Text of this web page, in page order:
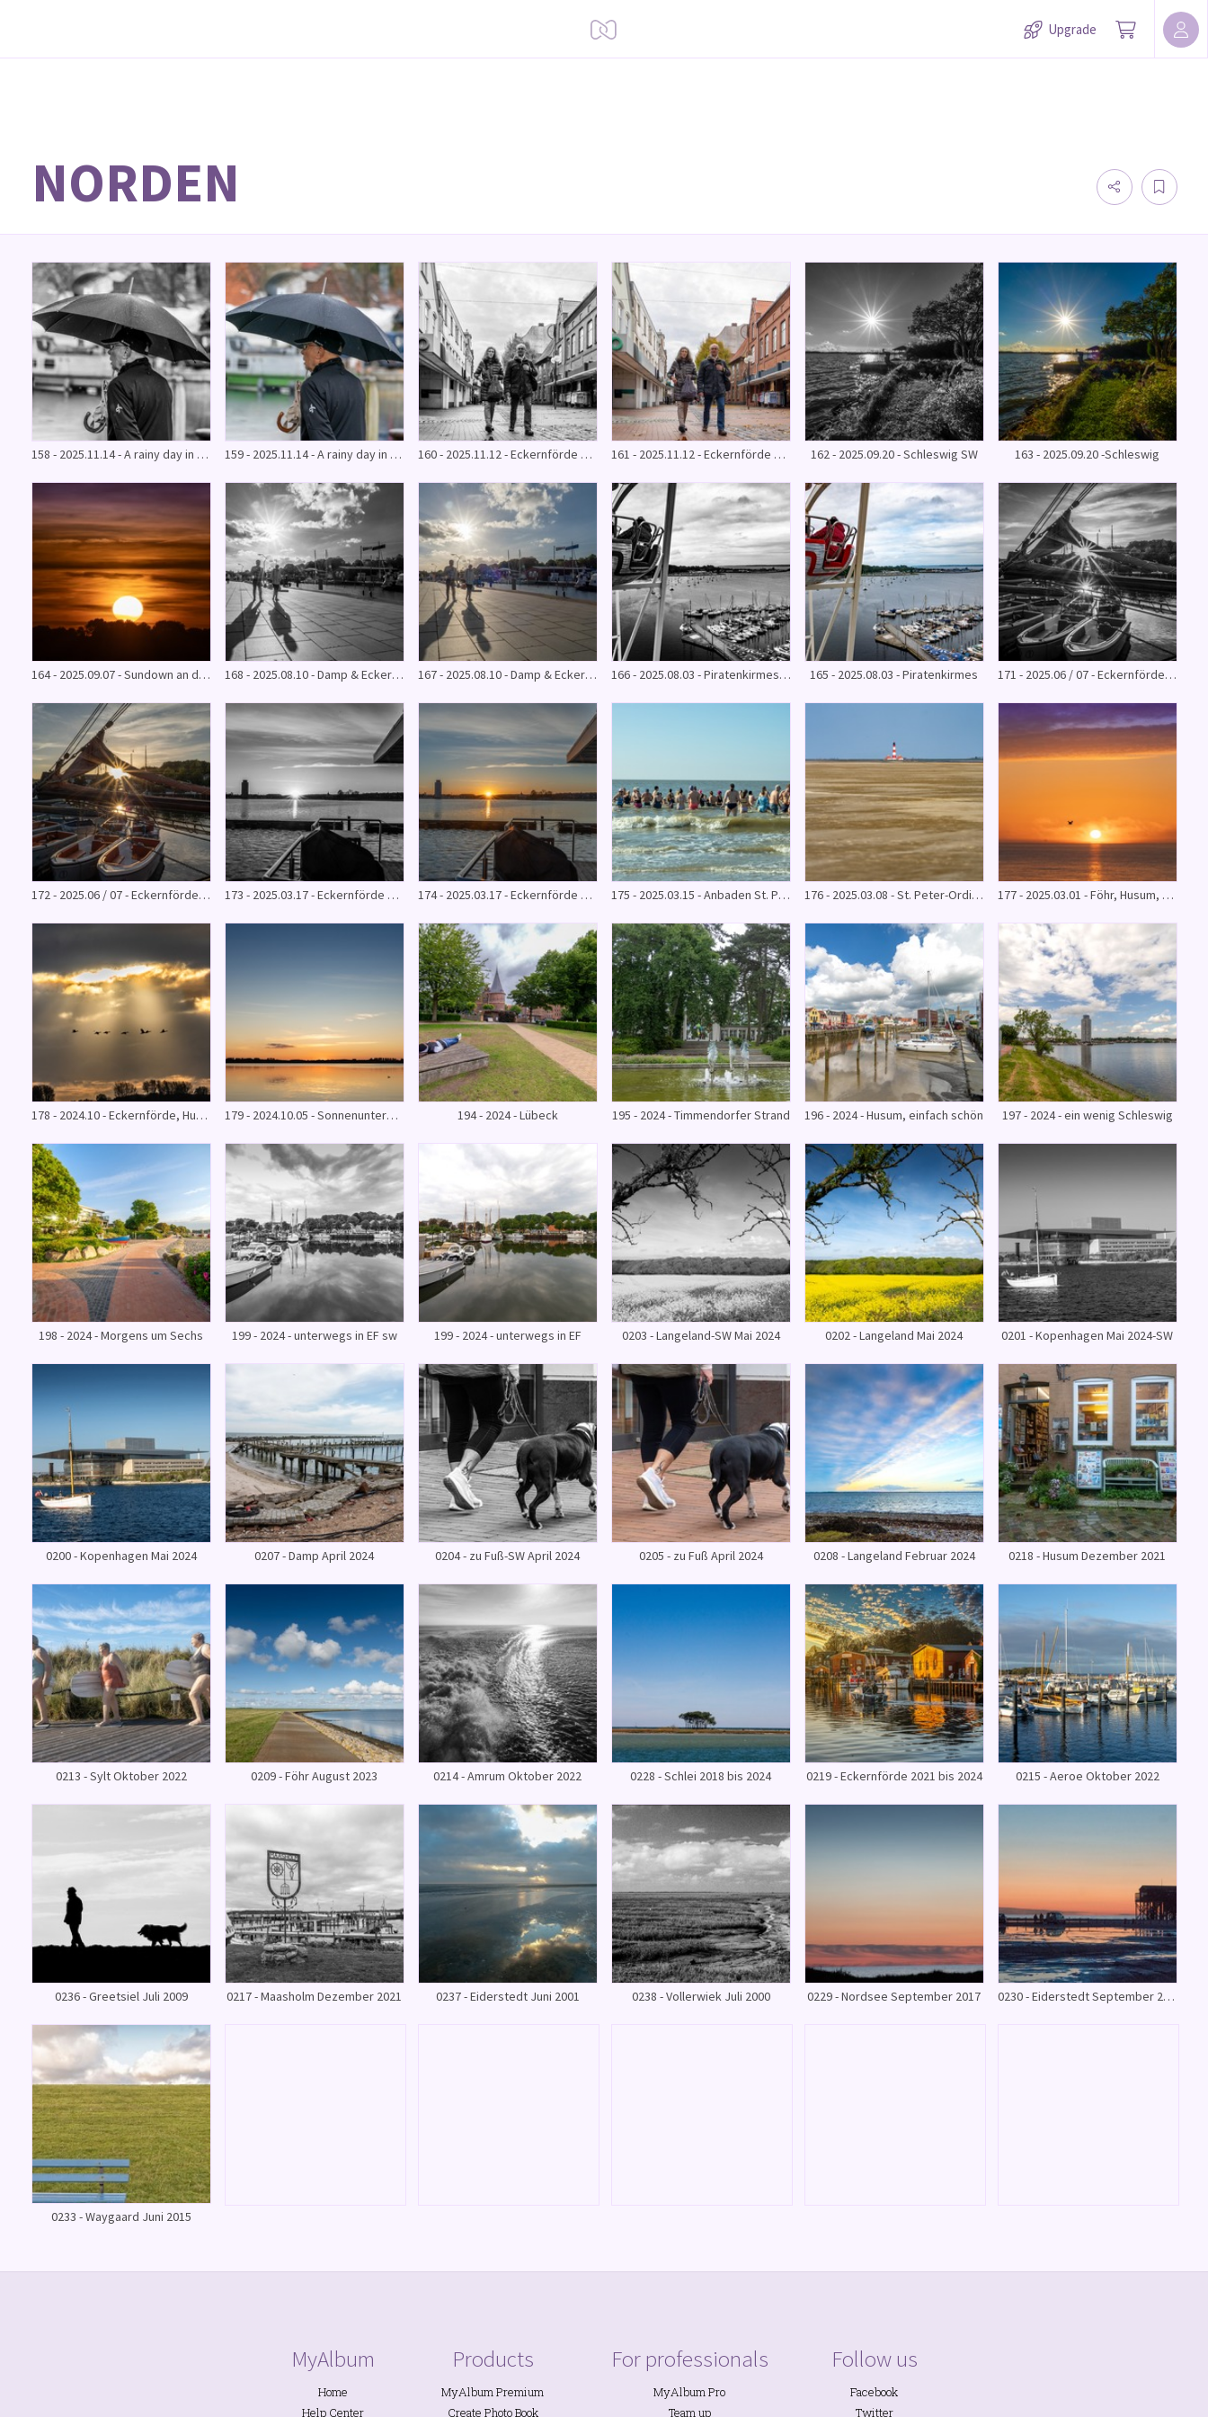
Upgrade
NORDEN
158 - 2025.11.14 - A rainy day in Eckernförde SW) 159 - 2025.11.14 - A rainy day in Eckernförde 160 - 2025.11.12 - Eckernförde & Schleswig (SW) 161 - 2025.11.12 - Eckernförde & Schleswig 162 - 2025.09.20 - Schleswig SW 163 - 2025.09.20 -Schleswig
164 - 2025.09.07 - Sundown an der Schlei 168 - 2025.08.10 - Damp & Eckernförde (SW) 167 - 2025.08.10 - Damp & Eckernförde 166 - 2025.08.03 - Piratenkirmes (SW) 165 - 2025.08.03 - Piratenkirmes 171 - 2025.06 / 07 - Eckernförde - Schleswig - Husum SW
172 - 2025.06 / 07 - Eckernförde - Schleswig - Husum 173 - 2025.03.17 - Eckernförde & Schleswig SW 174 - 2025.03.17 - Eckernförde & Schleswig 175 - 2025.03.15 - Anbaden St. Peter Ording 176 - 2025.03.08 - St. Peter-Ording 177 - 2025.03.01 - Föhr, Husum, Eckernförde
178 - 2024.10 - Eckernförde, Husum, Föhr 179 - 2024.10.05 - Sonnenuntergang am Windebyer Noor 194 - 2024 - Lübeck 195 - 2024 - Timmendorfer Strand 196 - 2024 - Husum, einfach schön 197 - 2024 - ein wenig Schleswig
198 - 2024 - Morgens um Sechs 199 - 2024 - unterwegs in EF sw 199 - 2024 - unterwegs in EF 0203 - Langeland-SW Mai 2024 0202 - Langeland Mai 2024 0201 - Kopenhagen Mai 2024-SW
0200 - Kopenhagen Mai 2024 0207 - Damp April 2024 0204 - zu Fuß-SW April 2024 0205 - zu Fuß April 2024 0208 - Langeland Februar 2024 0218 - Husum Dezember 2021
0213 - Sylt Oktober 2022 0209 - Föhr August 2023 0214 - Amrum Oktober 2022 0228 - Schlei 2018 bis 2024 0219 - Eckernförde 2021 bis 2024 0215 - Aeroe Oktober 2022
0236 - Greetsiel Juli 2009 0217 - Maasholm Dezember 2021 0237 - Eiderstedt Juni 2001 0238 - Vollerwiek Juli 2000 0229 - Nordsee September 2017 0230 - Eiderstedt September 2017
0233 - Waygaard Juni 2015
MyAlbum
Home
Help Center
Products
MyAlbum Premium
Create Photo Book
For professionals
MyAlbum Pro
Team up
Follow us
Facebook
Twitter